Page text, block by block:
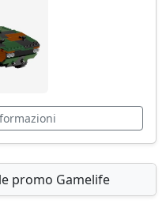
promo Gamelife